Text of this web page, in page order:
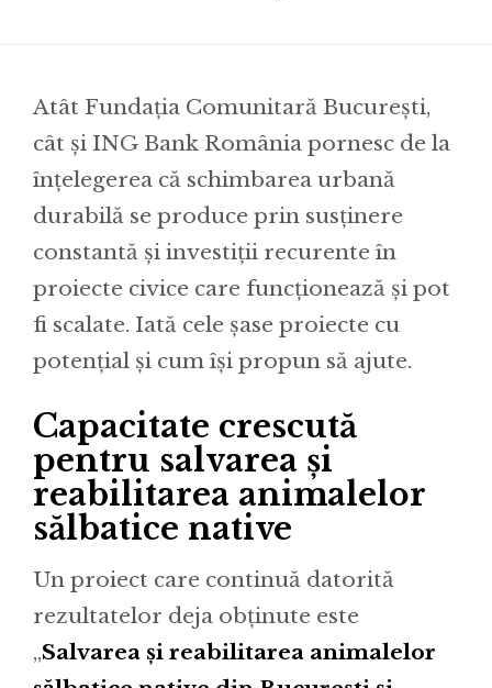
Atât Fundația Comunitară București,
cât și ING Bank România pornesc de la
înțelegerea că schimbarea urbană
durabilă se produce prin susținere
constantă și investiții recurente în
proiecte civice care funcționează și pot
fi scalate. Iată cele șase proiecte cu
potențial și cum își propun să ajute.
Capacitate crescută
pentru salvarea și
reabilitarea animalelor
sălbatice native
Un proiect care continuă datorită
rezultatelor deja obținute este
„Salvarea și reabilitarea animalelor